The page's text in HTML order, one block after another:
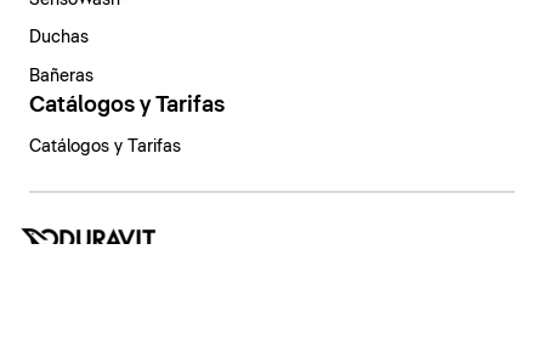
Duchas
Bañeras
Catálogos y Tarifas
Catálogos y Tarifas